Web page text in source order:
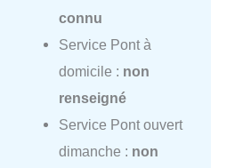
connu
Service Pont à
domicile : non
renseigné
Service Pont ouvert
dimanche : non